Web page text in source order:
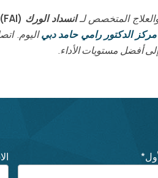
المتخصص لـانسداد الورك (FAI)
مركز الدكتور رامي حامد دبياليوم.
أفضل مستويات الأداء.
*